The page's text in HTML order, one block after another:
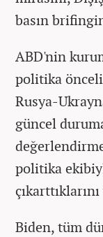
basın
ABD'nin
politika
Rusya-
güncel
politika
Biden, tüm